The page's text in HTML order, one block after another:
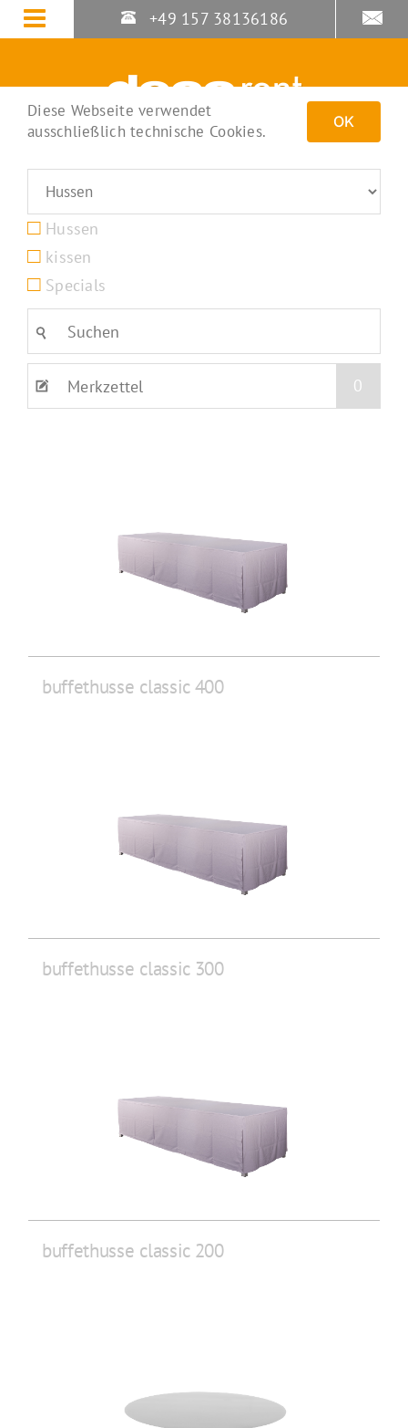
Zum
Inhalt
+49 157 38136186
Hussen
kissen
Specials
Merkzettel 0
buffethusse classic 400
buffethusse classic 300
buffethusse classic 200
Diese Webseite verwendet
ausschließlich technische Cookies.
OK